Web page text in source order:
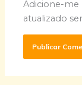
Adicione-me
atualizado